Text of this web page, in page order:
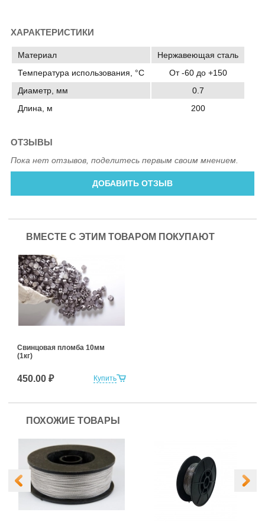
ХАРАКТЕРИСТИКИ
Материал
Нержавеющая сталь
Температура использования, °C
От -60 до +150
Диаметр, мм
0.7
Длина, м
200
ОТЗЫВЫ
Пока нет отзывов, поделитесь первым своим мнением.
ДОБАВИТЬ ОТЗЫВ
ВМЕСТЕ С ЭТИМ ТОВАРОМ ПОКУПАЮТ
Купить
Свинцовая пломба 10мм
(1кг)
450.00 ₽
ПОХОЖИЕ ТОВАРЫ